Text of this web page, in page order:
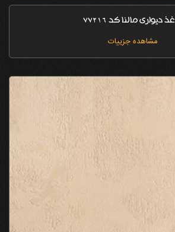
دیواری مالنا کد 77216
مشاهده جزییات